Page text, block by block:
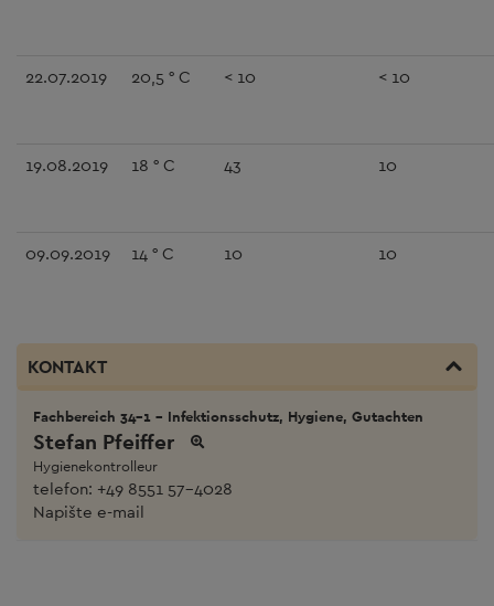
22.07.2019 20,5 ° C < 10 < 10
19.08.2019 18 ° C 43 10
09.09.2019 14 ° C 10 10
KONTAKT
Fachbereich 34-1 - Infektionsschutz, Hygiene, Gutachten
Stefan Pfeiffer
Hygienekontrolleur
telefon: +49 8551 57-4028
Napište e-mail